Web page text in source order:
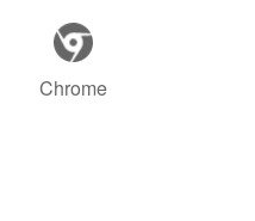
Chrome